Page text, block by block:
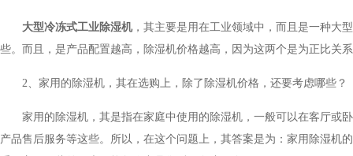
大型冷冻式工业除湿机，其主要是用在工业领域中，而且是一种大
些。而且，是产品配置越高，除湿机价格越高，因为这两个是为正比关
2、家用的除湿机，其在选购上，除了除湿机价格，还要考虑哪些？
家用的除湿机，其是指在家庭中使用的除湿机，一般可以在客厅或
产品售后服务等这些。所以，在这个问题上，其答案是为：家用除湿机